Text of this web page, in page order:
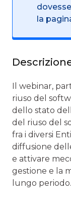
la
Il webinar,
riuso del
dello stato
del riuso del
fra i diversi
diffusione
e attivare
gestione e la
lungo periodo.